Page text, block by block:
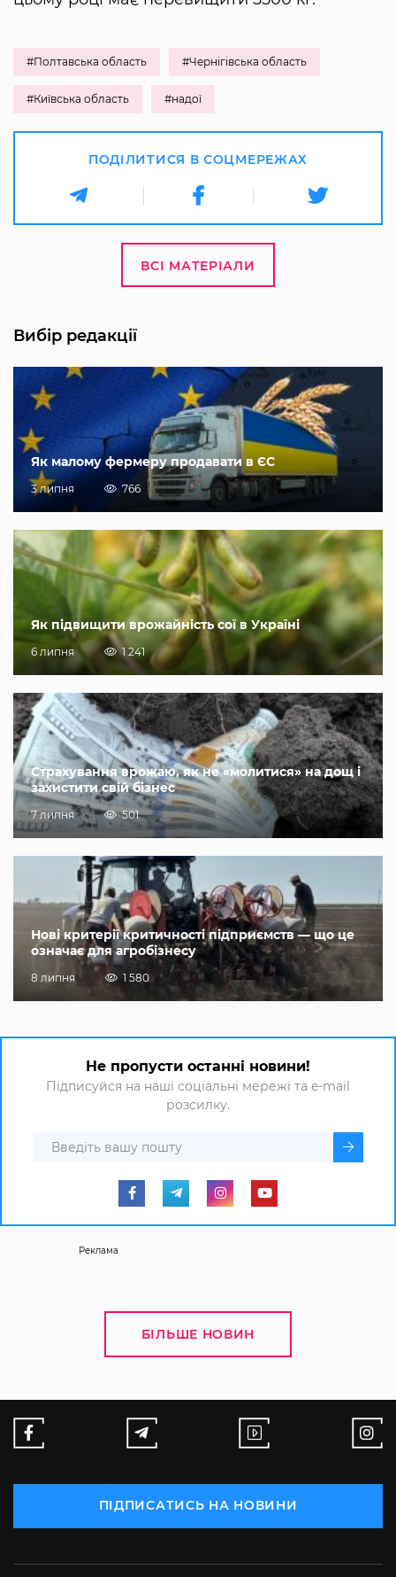
#Полтавська область #Чернігівська область
#Київська область #надої
ПОДІЛИТИСЯ В СОЦМЕРЕЖАХ
ВСІ МАТЕРІАЛИ
Вибір редакції
Як малому фермеру продавати в ЄС
3 липня 766
Як підвищити врожайність сої в Україні
6 липня 1 241
Страхування врожаю, як не «молитися» на дощ і
захистити свій бізнес
7 липня 501
Нові критерії критичності підприємств — що це
означає для агробізнесу
8 липня 1 580
Не пропусти останні новини!
Підписуйся на наші соціальні мережі та e-mail
розсилку.
Реклама
БІЛЬШЕ НОВИН
ПІДПИСАТИСЬ НА НОВИНИ